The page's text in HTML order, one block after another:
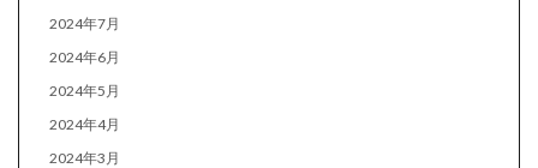
2024年7月
2024年6月
2024年5月
2024年4月
2024年3月